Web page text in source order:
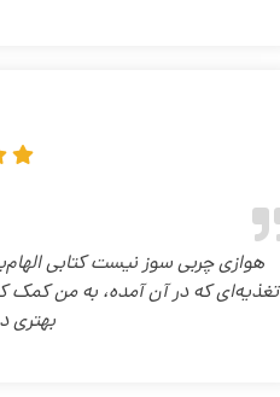
هوازی چربی سوز نیست کتابی
تغذیه‌ای که در آن آمده، به من کمک
بهتری